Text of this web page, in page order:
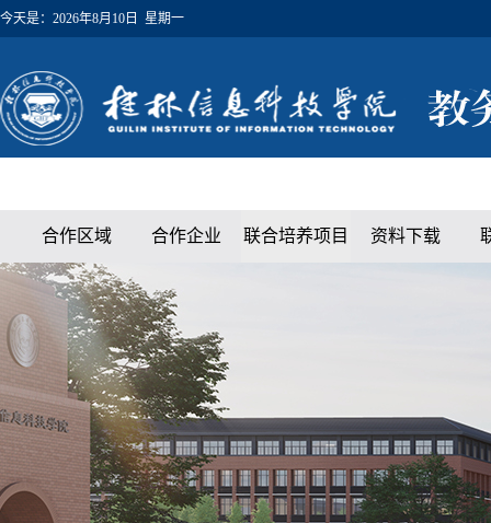
今天是： 2026年8月10日 星期一
合作区域 合作企业 联合培养项目 资料下载